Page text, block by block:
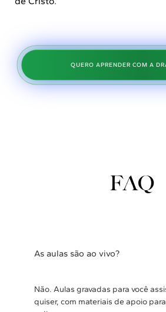
QUERO APRENDER COM A
FAQ
As aulas são ao vivo?
Não. Aulas gravadas para você
quiser, com materiais de apoio